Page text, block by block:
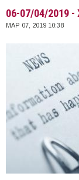
06-07/04/2019 -
ΜΑΡ 07, 2019 10:38